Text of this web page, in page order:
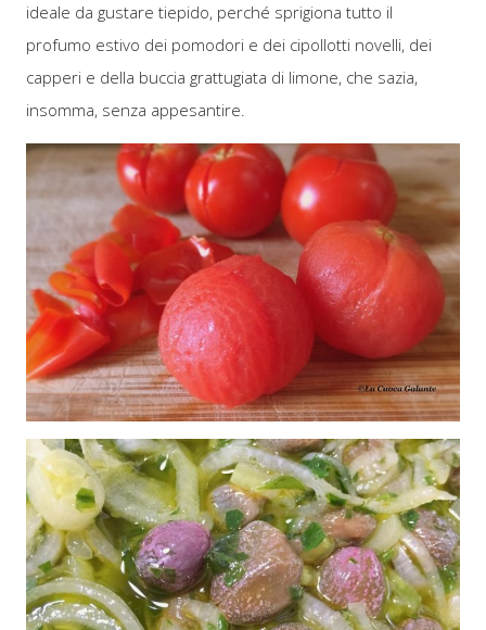
ideale da gustare tiepido, perché sprigiona tutto il
profumo estivo dei pomodori e dei cipollotti novelli, dei
capperi e della buccia grattugiata di limone, che sazia,
insomma, senza appesantire.